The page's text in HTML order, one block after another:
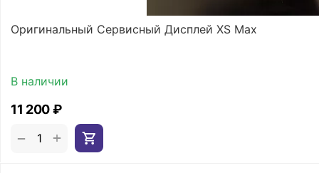
Оригинальный Сервисный Дисплей XS Max
В наличии
11 200₽
+
−